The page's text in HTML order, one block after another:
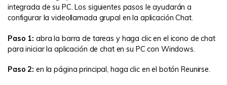
integrada de su PC. Los siguientes pasos le ayudarán a
configurar la videollamada grupal en la aplicación Chat.
Paso 1: abra la barra de tareas y haga clic en el icono de chat
para iniciar la aplicación de chat en su PC con Windows.
Paso 2: en la página principal, haga clic en el botón Reunirse.